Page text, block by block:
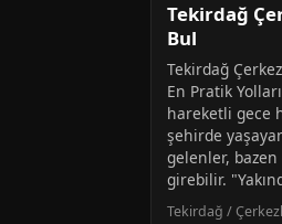
Tekirdağ
Bul
Tekirdağ
En Pratik
hareketli gece
şehirde
gelenler, bazen
girebilir.
Tekirdağ /